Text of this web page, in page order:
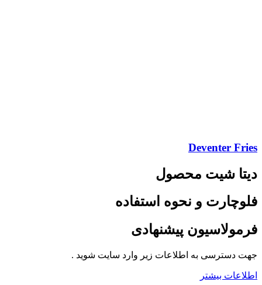
Deventer Fries
دیتا شیت محصول
فلوچارت و نحوه استفاده
فرمولاسیون پیشنهادی
جهت دسترسی به اطلاعات زیر وارد سایت شوید .
اطلاعات بیشتر